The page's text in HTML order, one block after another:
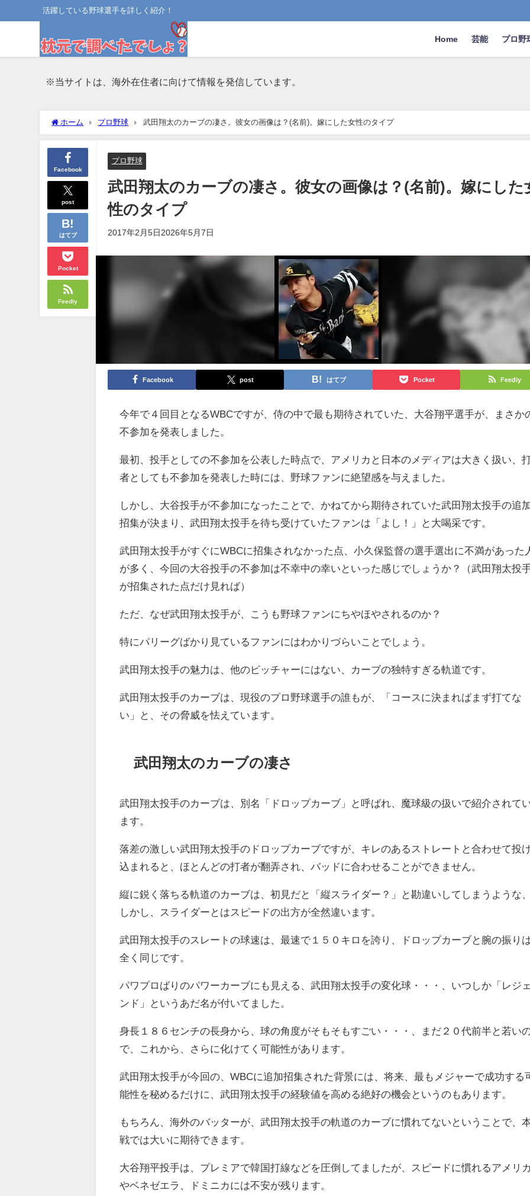
活躍している野球選手を詳しく紹介！
Home 芸能 プロ野
※当サイトは、海外在住者に向けて情報を発信しています。
ホーム プロ野球 武田翔太のカーブの凄さ。彼女の画像は？(名前)。嫁にした女性のタイプ
Facebook
post
はてブ
Pocket
Feedly
プロ野球
武田翔太のカーブの凄さ。彼女の画像は？(名前)。嫁にした
性のタイプ
2017年2月5日 2026年5月7日
Facebook post はてブ Pocket Feedly
今年で４回目となるWBCですが、侍の中で最も期待されていた、大谷翔平選手が、まさか
不参加を発表しました。
最初、投手としての不参加を公表した時点で、アメリカと日本のメディアは大きく扱い、
者としても不参加を発表した時には、野球ファンに絶望感を与えました。
しかし、大谷投手が不参加になったことで、かねてから期待されていた武田翔太投手の追
招集が決まり、武田翔太投手を待ち受けていたファンは「よし！」と大喝采です。
武田翔太投手がすぐにWBCに招集されなかった点、小久保監督の選手選出に不満があった
が多く、今回の大谷投手の不参加は不幸中の幸いといった感じでしょうか？（武田翔太投
が招集された点だけ見れば）
ただ、なぜ武田翔太投手が、こうも野球ファンにちやほやされるのか？
特にパリーグばかり見ているファンにはわかりづらいことでしょう。
武田翔太投手の魅力は、他のピッチャーにはない、カーブの独特すぎる軌道です。
武田翔太投手のカーブは、現役のプロ野球選手の誰もが、「コースに決まればまず打てな
い」と、その脅威を怯えています。
武田翔太のカーブの凄さ
武田翔太投手のカーブは、別名「ドロップカーブ」と呼ばれ、魔球級の扱いで紹介されて
ます。
落差の激しい武田翔太投手のドロップカーブですが、キレのあるストレートと合わせて投
込まれると、ほとんどの打者が翻弄され、バッドに合わせることができません。
縦に鋭く落ちる軌道のカーブは、初見だと「縦スライダー？」と勘違いしてしまうような、
しかし、スライダーとはスピードの出方が全然違います。
武田翔太投手のスレートの球速は、最速で１５０キロを誇り、ドロップカーブと腕の振り
全く同じです。
パワプロばりのパワーカーブにも見える、武田翔太投手の変化球・・・、いつしか「レジェ
ンド」というあだ名が付いてました。
身長１８６センチの長身から、球の角度がそもそもすごい・・・、まだ２０代前半と若い
で、これから、さらに化けてく可能性があります。
武田翔太投手が今回の、WBCに追加招集された背景には、将来、最もメジャーで成功する
能性を秘めるだけに、武田翔太投手の経験値を高める絶好の機会というのもあります。
もちろん、海外のバッターが、武田翔太投手の軌道のカーブに慣れてないということで、
戦では大いに期待できます。
大谷翔平投手は、プレミアで韓国打線などを圧倒してましたが、スピードに慣れるアメリカ
やベネゼエラ、ドミニカには不安が残ります。